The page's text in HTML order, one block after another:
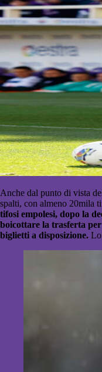
Anche dal punto di vista
spalti, con almeno 20mila
tifosi empolesi, dopo la
boicottare la trasferta
biglietti a disposizione. Lo